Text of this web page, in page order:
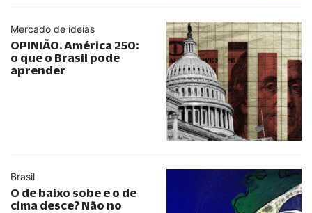
Mercado de ideias
OPINIÃO. América 250:
o que o Brasil pode
aprender
Brasil
O de baixo sobe e o de
cima desce? Não no